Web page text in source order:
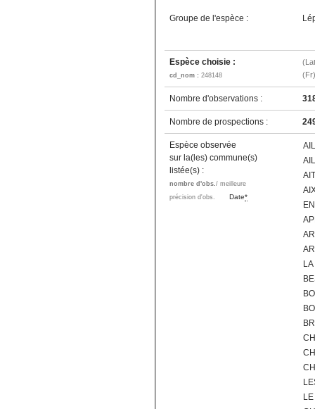
Groupe de l'espèce :
Espèce choisie :
cd_nom : 248148
Nombre d'observations :
Nombre de prospections :
Espèce observée
sur la(les) commune(s)
listée(s) :
nombre d'obs./ meilleure
précision d'obs.
Date*